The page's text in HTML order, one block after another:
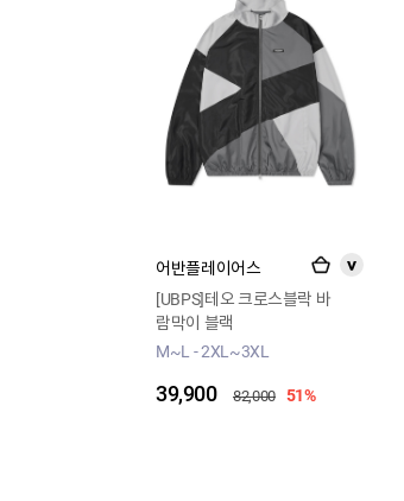
어반플레이어스
[UBPS]테오 크로스블락 바
람막이 블랙
M~L - 2XL~3XL
>
39,900 82,000 51%